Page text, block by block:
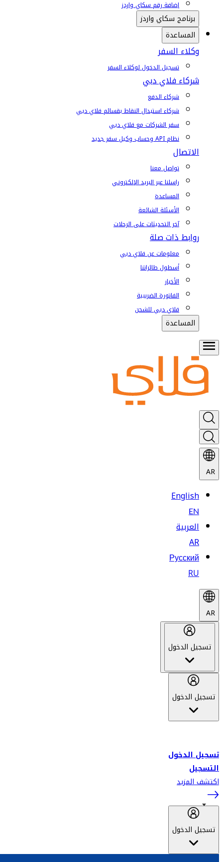
إضافة رقم سكاي واردز
برنامج سكاي واردز
المساعدة
وكلاء السفر
تسجيل الدخول لوكلاء السفر
شركاء فلاي دبي
شركاء الدفع
شركاء استبدال النقاط بقسائم فلاي دبي
سفر الشركات مع فلاي دبي
نظام API وحساب وكيل سفر جديد
الاتصال
تواصل معنا
راسلنا عبر البريد الإلكتروني
المساعدة
الأسئلة الشائعة
آخر التحديثات على الرحلات
روابط ذات صلة
معلومات عن فلاي دبي
أسطول طائراتنا
الأخبار
الفاتورة الضريبية
فلاي دبي للشحن
المساعدة
AR
English
EN
العربية
AR
Русский
RU
AR
تسجيل الدخول
تسجيل الدخول
تسجيل الدخول
التسجيل
اكتشف المزيد
تسجيل الدخول